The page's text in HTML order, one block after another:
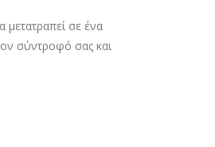
σε ένα
σύντροφό σας και